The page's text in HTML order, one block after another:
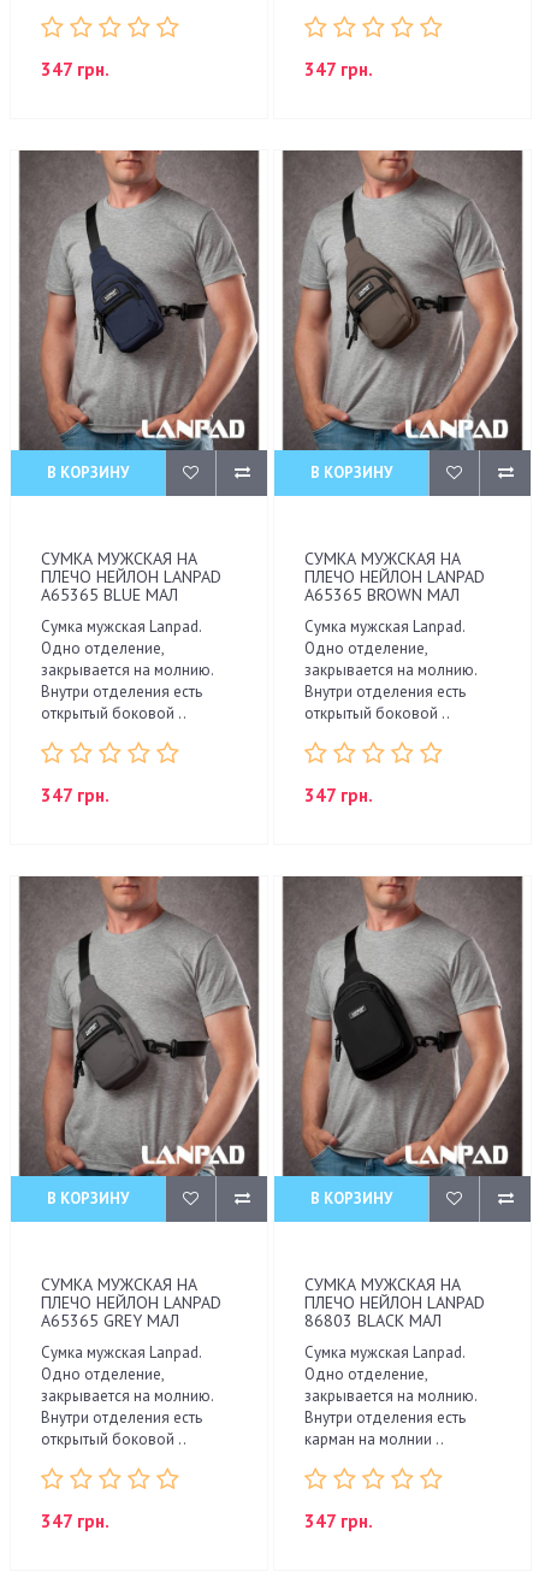
347 грн. 347 грн.
В КОРЗИНУ
СУМКА МУЖСКАЯ НА
ПЛЕЧО НЕЙЛОН LANPAD
A65365 BLUE МАЛ
Сумка мужская Lanpad.
Одно отделение,
закрывается на молнию.
Внутри отделения есть
открытый боковой ..
347 грн.
В КОРЗИНУ
СУМКА МУЖСКАЯ НА
ПЛЕЧО НЕЙЛОН LANPAD
A65365 BROWN МАЛ
Сумка мужская Lanpad.
Одно отделение,
закрывается на молнию.
Внутри отделения есть
открытый боковой ..
347 грн.
В КОРЗИНУ
СУМКА МУЖСКАЯ НА
ПЛЕЧО НЕЙЛОН LANPAD
A65365 GREY МАЛ
Сумка мужская Lanpad.
Одно отделение,
закрывается на молнию.
Внутри отделения есть
открытый боковой ..
347 грн.
В КОРЗИНУ
СУМКА МУЖСКАЯ НА
ПЛЕЧО НЕЙЛОН LANPAD
86803 BLACK МАЛ
Сумка мужская Lanpad.
Одно отделение,
закрывается на молнию.
Внутри отделения есть
карман на молнии ..
347 грн.